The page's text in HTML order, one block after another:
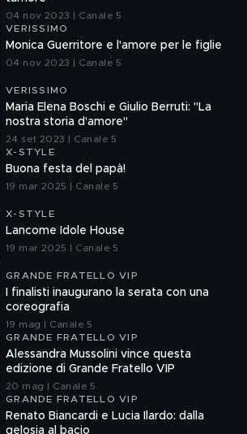
04 nov 2023 | Canale 5
VERISSIMO
Monica Guerritore e l'amore per le figlie
04 nov 2023 | Canale 5
VERISSIMO
Maria Elena Boschi e Giulio Berruti: "La
nostra storia d'amore"
24 set 2023 | Canale 5
X-STYLE
Buona festa del papà!
19 mar 2025 | Canale 5
X-STYLE
Lancome Idole House
19 mar 2025 | Canale 5
GRANDE FRATELLO VIP
I finalisti inaugurano la serata con una
coreografia
19 mag | Canale 5
GRANDE FRATELLO VIP
Alessandra Mussolini vince questa
edizione di Grande Fratello VIP
20 mag | Canale 5
GRANDE FRATELLO VIP
Renato Biancardi e Lucia Ilardo: dalla
gelosia al bacio